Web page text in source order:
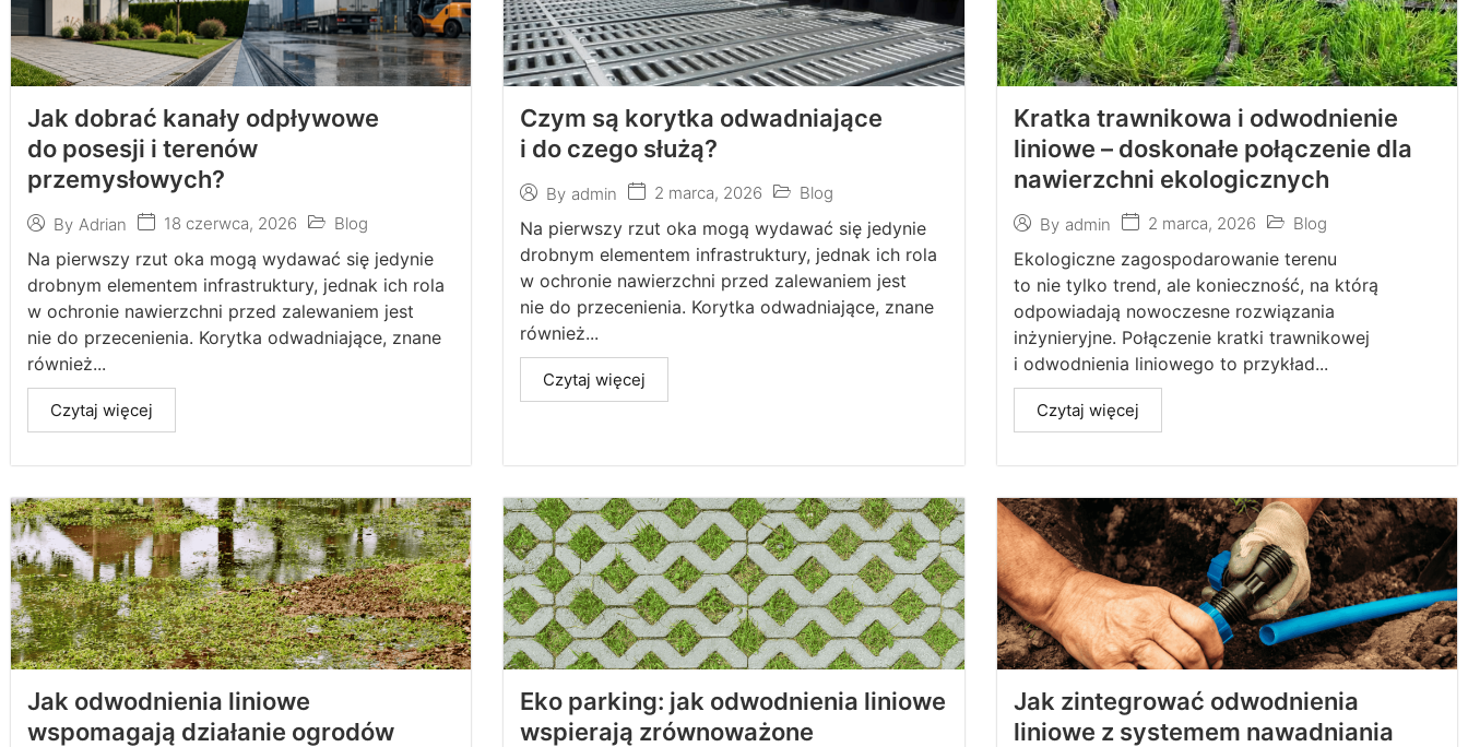
Jak dobrać kanały odpływowe
do posesji i terenów
przemysłowych?
By Adrian 18 czerwca, 2026 Blog
Na pierwszy rzut oka mogą wydawać się jedynie
drobnym elementem infrastruktury, jednak ich rola
w ochronie nawierzchni przed zalewaniem jest
nie do przecenienia. Korytka odwadniające, znane
również...
Czytaj więcej
Czym są korytka odwadniające
i do czego służą?
By admin 2 marca, 2026 Blog
Na pierwszy rzut oka mogą wydawać się jedynie
drobnym elementem infrastruktury, jednak ich rola
w ochronie nawierzchni przed zalewaniem jest
nie do przecenienia. Korytka odwadniające, znane
również...
Czytaj więcej
Kratka trawnikowa i odwodnienie
liniowe – doskonałe połączenie dla
nawierzchni ekologicznych
By admin 2 marca, 2026 Blog
Ekologiczne zagospodarowanie terenu
to nie tylko trend, ale konieczność, na którą
odpowiadają nowoczesne rozwiązania
inżynieryjne. Połączenie kratki trawnikowej
i odwodnienia liniowego to przykład...
Czytaj więcej
Jak odwodnienia liniowe
wspomagają działanie ogrodów
Eko parking: jak odwodnienia liniowe
wspierają zrównoważone
Jak zintegrować odwodnienia
liniowe z systemem nawadniania